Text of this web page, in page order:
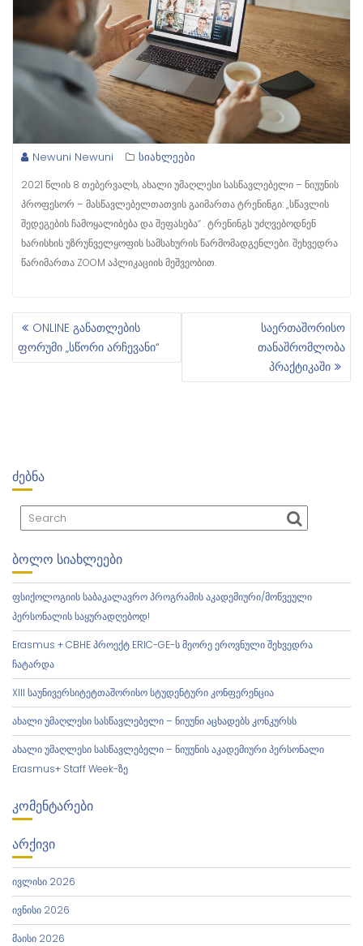
Newuni Newuni სიახლეები
2021 წლის 8 თებერვალს, ახალი უმაღლესი სასწავლებელი – ნიუუნის
პროფესორ – მასწავლებელთათვის გაიმართა ტრენინგი: „სწავლის
შედეგების ჩამოყალიბება და შეფასება“ . ტრენინგს უძღვებოდნენ
ხარისხის უზრუნველყოფის სამსახურის წარმომადგენლები. შეხვედრა
წარიმართა ZOOM აპლიკაციის მეშვეობით.
Ო
Ვ
Ი
Ც
Ი
Ა
ONLINE განათლების
ფორუმი „სწორი არჩევანი“
საერთაშორისო
თანაშრომლობა
პრაქტიკაში
ᲫᲔᲑᲜᲐ
ᲑᲝᲚᲝ ᲡᲘᲐᲮᲚᲔᲔᲑᲘ
ფსიქოლოგიის საბაკალავრო პროგრამის აკადემიური/მოწვეული
პერსონალის საყურადღებოდ!
Erasmus + CBHE პროექტ ERIC-GE-ს მეორე ეროვნული შეხვედრა
ჩატარდა
XIII საუნივერსიტეტთაშორისო სტუდენტური კონფერენცია
ახალი უმაღლესი სასწავლებელი – ნიუუნი აცხადებს კონკურსს
ახალი უმაღლესი სასწავლებელი – ნიუუნის აკადემიური პერსონალი
Erasmus+ Staff Week-ზე
ᲙᲝᲛᲔᲜᲢᲐᲠᲔᲑᲘ
ᲐᲠᲥᲘᲕᲘ
ივლისი 2026
ივნისი 2026
მაისი 2026